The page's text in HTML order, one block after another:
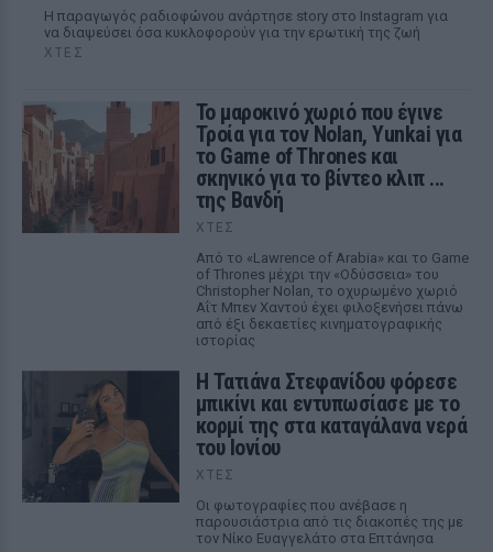
Η παραγωγός ραδιοφώνου ανάρτησε story στο Instagram για
να διαψεύσει όσα κυκλοφορούν για την ερωτική της ζωή
ΧΤΕΣ
Το μαροκινό χωριό που έγινε
Τροία για τον Nolan, Yunkai για
το Game of Thrones και
σκηνικό για το βίντεο κλιπ ...
της Βανδή
ΧΤΕΣ
Από το «Lawrence of Arabia» και το Game
of Thrones μέχρι την «Οδύσσεια» του
Christopher Nolan, το οχυρωμένο χωριό
Αΐτ Μπεν Χαντού έχει φιλοξενήσει πάνω
από έξι δεκαετίες κινηματογραφικής
ιστορίας
Η Τατιάνα Στεφανίδου φόρεσε
μπικίνι και εντυπωσίασε με το
κορμί της στα καταγάλανα νερά
του Ιονίου
ΧΤΕΣ
Οι φωτογραφίες που ανέβασε η
παρουσιάστρια από τις διακοπές της με
τον Νίκο Ευαγγελάτο στα Επτάνησα